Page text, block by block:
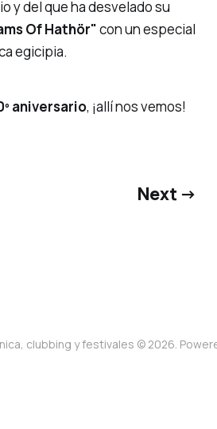
y del que ha desvelado su
Of Hathör"con un especial
egicipia.
aniversario, ¡allí nos vemos!
Next →
clubbing y festivales © 2026.